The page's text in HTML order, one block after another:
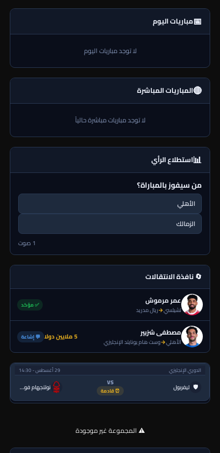
📅مباريات اليوم
لا توجد مباريات اليوم
🔴المباريات المباشرة
لا توجد مباريات مباشرة حالياً
📊استطلاع الرأي
من سيفوز بالمباراة؟
الأهلي
الزمالك
1 صوت
🔄 نافذة الانتقالات
عمر مرموش
تشيلسي→ريال مدريد
✅ مؤكد
مصطفى شزبير
الأهلي→وست هام يونايتد الإنجليزي 5 ملايين دولا 💬 إشاعة
الدوري الإنجليزي 29 أغسطس - 14:30
🛡 ليفربول VS
⏰ قادمة نوتنجهام فورست
⚠️ المجموعة غير موجودة